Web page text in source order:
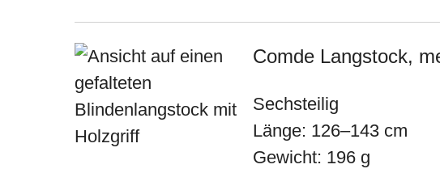
Comde Langstock,
Sechsteilig
Länge: 126–143 cm
Gewicht: 196 g